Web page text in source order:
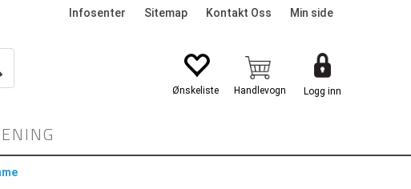
Infosenter Sitemap Kontakt Oss Min side
Logg inn